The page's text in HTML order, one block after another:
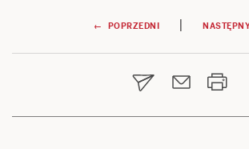
Nawigacja
wpisu
← POPRZEDNI |